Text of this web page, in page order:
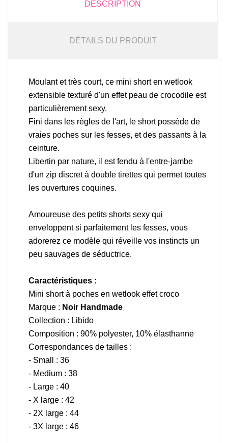
DESCRIPTION
DÉTAILS DU PRODUIT
Moulant et très court, ce mini short en wetlook
extensible texturé d'un effet peau de crocodile est
particulièrement sexy.
Fini dans les règles de l'art, le short possède de
vraies poches sur les fesses, et des passants à la
ceinture.
Libertin par nature, il est fendu à l'entre-jambe
d'un zip discret à double tirettes qui permet toutes
les ouvertures coquines.
Amoureuse des petits shorts sexy qui
enveloppent si parfaitement les fesses, vous
adorerez ce modèle qui réveille vos instincts un
peu sauvages de séductrice.
Caractéristiques :
Mini short à poches en wetlook effet croco
Marque : Noir Handmade
Collection : Libido
Composition : 90% polyester, 10% élasthanne
Correspondances de tailles :
- Small : 36
- Medium : 38
- Large : 40
- X large : 42
- 2X large : 44
- 3X large : 46